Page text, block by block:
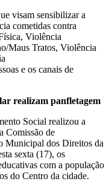
visam sensibilizar a
cometidas contra
Violência
Maus Tratos, Violência
e os canais de
realizam panfletagem
Social realizou a
Comissão de
Municipal dos Direitos da
sexta (17), os
com a população
do Centro da cidade.